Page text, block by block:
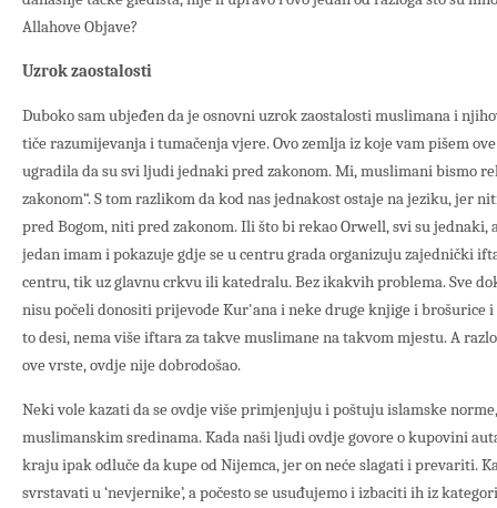
Allahove Objave?
Uzrok zaostalosti
Duboko sam ubjeđen da je osnovni uzrok zaostalosti muslimana i
tiče razumijevanja i tumačenja vjere. Ovo zemlja iz koje vam pišem
ugradila da su svi ljudi jednaki pred zakonom. Mi, muslimani bismo
zakonom“. S tom razlikom da kod nas jednakost ostaje na jeziku, jer
pred Bogom, niti pred zakonom. Ili što bi rekao Orwell, svi su
jedan imam i pokazuje gdje se u centru grada organizuju zajednički
centru, tik uz glavnu crkvu ili katedralu. Bez ikakvih problema. Sve
nisu počeli donositi prijevode Kur'ana i neke druge knjige i brošurice
to desi, nema više iftara za takve muslimane na takvom mjestu. A
ove vrste, ovdje nije dobrodošao.
Neki vole kazati da se ovdje više primjenjuju i poštuju islamske
muslimanskim sredinama. Kada naši ljudi ovdje govore o kupovini
kraju ipak odluče da kupe od Nijemca, jer on neće slagati i prevariti.
svrstavati u ‘nevjernike’, a počesto se usuđujemo i izbaciti ih iz